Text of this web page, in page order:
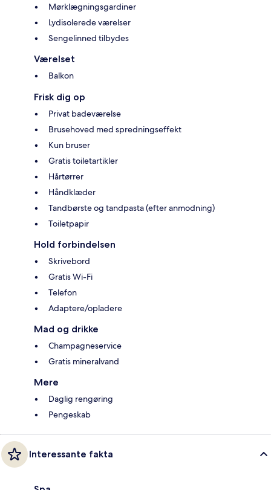
Mørklægningsgardiner
Lydisolerede værelser
Sengelinned tilbydes
Værelset
Balkon
Frisk dig op
Privat badeværelse
Brusehoved med spredningseffekt
Kun bruser
Gratis toiletartikler
Hårtørrer
Håndklæder
Tandbørste og tandpasta (efter anmodning)
Toiletpapir
Hold forbindelsen
Skrivebord
Gratis Wi-Fi
Telefon
Adaptere/opladere
Mad og drikke
Champagneservice
Gratis mineralvand
Mere
Daglig rengøring
Pengeskab
Interessante fakta